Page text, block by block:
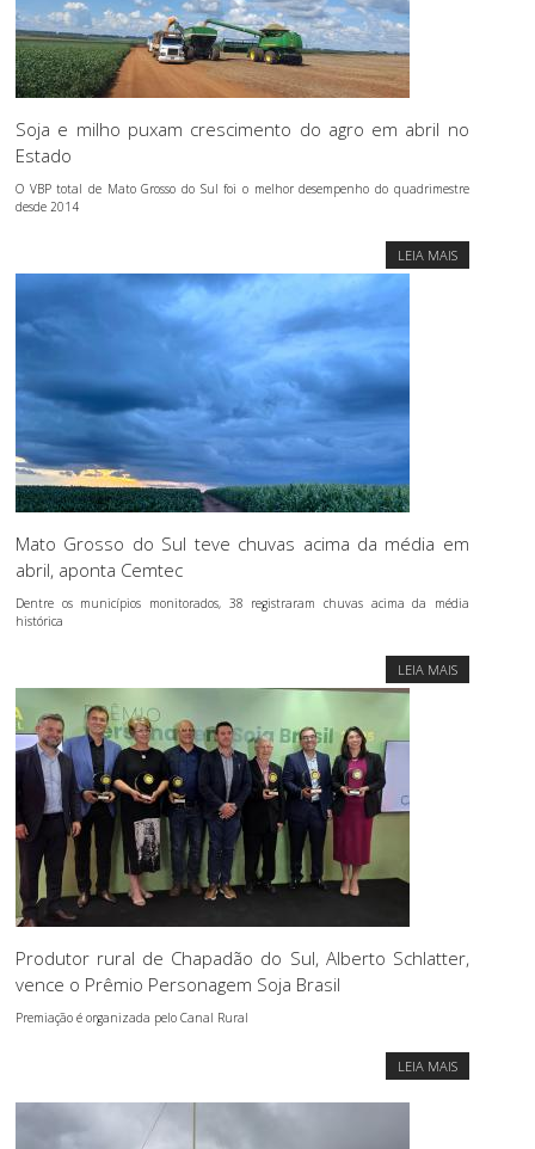
Soja e milho puxam crescimento do agro em abril no
Estado
O VBP total de Mato Grosso do Sul foi o melhor desempenho do quadrimestre
desde 2014
LEIA MAIS
Mato Grosso do Sul teve chuvas acima da média em
abril, aponta Cemtec
Dentre os municípios monitorados, 38 registraram chuvas acima da média
histórica
LEIA MAIS
Produtor rural de Chapadão do Sul, Alberto Schlatter,
vence o Prêmio Personagem Soja Brasil
Premiação é organizada pelo Canal Rural
LEIA MAIS